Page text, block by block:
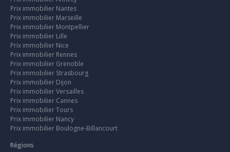
Prix immobilier Nantes
Prix immobilier Marseille
Prix immobilier Montpellier
Prix immobilier Lille
Prix immobilier Nice
Prix immobilier Rennes
Prix immobilier Grenoble
Prix immobilier Strasbourg
Prix immobilier Dijon
Prix immobilier Versailles
Prix immobilier Cannes
Prix immobilier Tours
Prix immobilier Nancy
Prix immobilier Boulogne-Billancourt
Régions